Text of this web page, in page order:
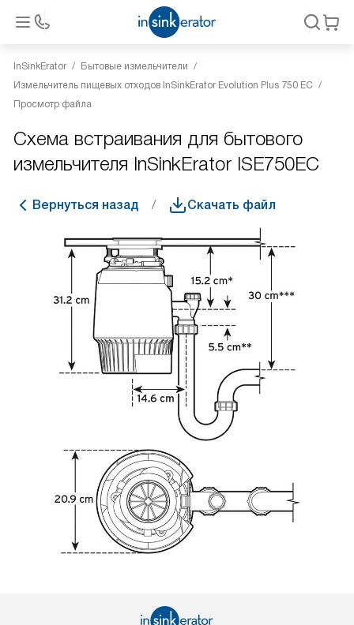
InSinkErator
Бытовые измельчители
Измельчитель пищевых отходов InSinkErator Evolution Plus 750 EC
Просмотр файла
Схема встраивания для бытового
измельчителя InSinkErator ISE750EC
Вернуться назад Скачать файл